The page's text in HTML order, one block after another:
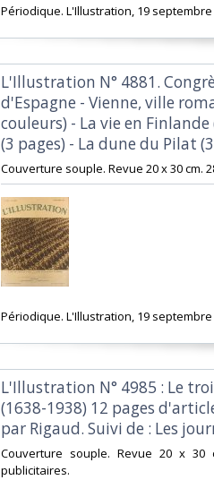
‎Périodique. L'Illustration, 19 septembre
‎L'Illustration N° 4881.
d'Espagne - Vienne, ville
couleurs) - La vie en
(3 pages) - La dune du Pilat
‎Couverture souple. Revue 20 x 30 cm.
‎Périodique. L'Illustration, 19 septembre
‎L'Illustration N° 4985 : Le
(1638-1938) 12 pages
par Rigaud. Suivi de : Les
‎Couverture souple. Revue 20 x
publicitaires.‎